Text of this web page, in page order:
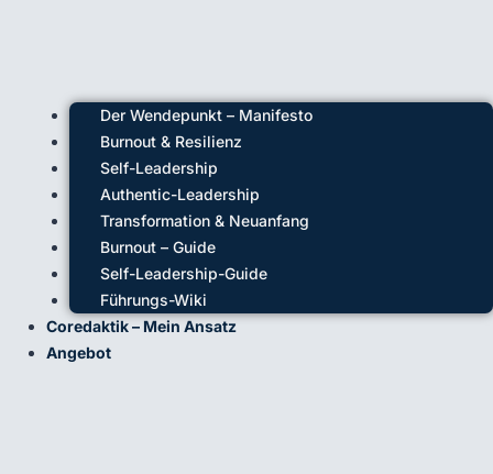
Der Wendepunkt – Manifesto
Burnout & Resilienz
Self-Leadership
Authentic-Leadership
Transformation & Neuanfang
Burnout – Guide
Self-Leadership-Guide
Führungs-Wiki
Coredaktik – Mein Ansatz
Angebot